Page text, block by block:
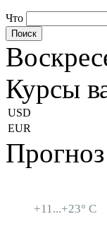
Что
Курсы
USD
EUR
+11...+23° C